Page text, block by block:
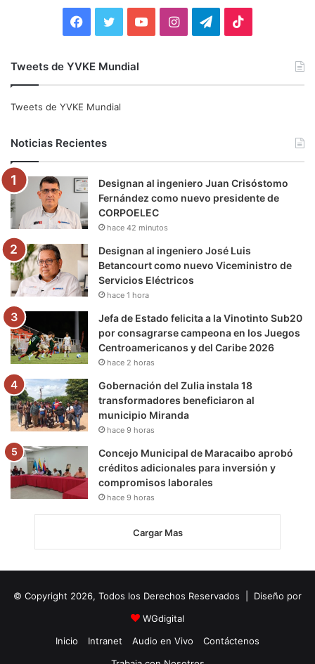
:
e
o
o
k
t
e
r
b
e
I
g
r
m
r
a
k
Tweets de YVKE Mundial
Tweets de YVKE Mundial
Noticias Recientes
Designan al ingeniero Juan Crisóstomo
Fernández como nuevo presidente de
CORPOELEC
hace 42 minutos
Designan al ingeniero José Luis
Betancourt como nuevo Viceministro de
Servicios Eléctricos
hace 1 hora
Jefa de Estado felicita a la Vinotinto Sub20
por consagrarse campeona en los Juegos
Centroamericanos y del Caribe 2026
hace 2 horas
Gobernación del Zulia instala 18
transformadores beneficiaron al
municipio Miranda
hace 9 horas
Concejo Municipal de Maracaibo aprobó
créditos adicionales para inversión y
compromisos laborales
hace 9 horas
Cargar Mas
© Copyright 2026, Todos los Derechos Reservados | Diseño por
WGdigital
Inicio
Intranet Audio en Vivo
Contáctenos